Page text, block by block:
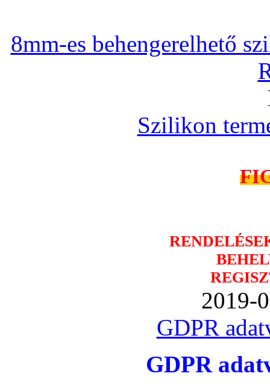
8mm-es behengerelhető
Szilikon
2019-
GDPR
GDPR